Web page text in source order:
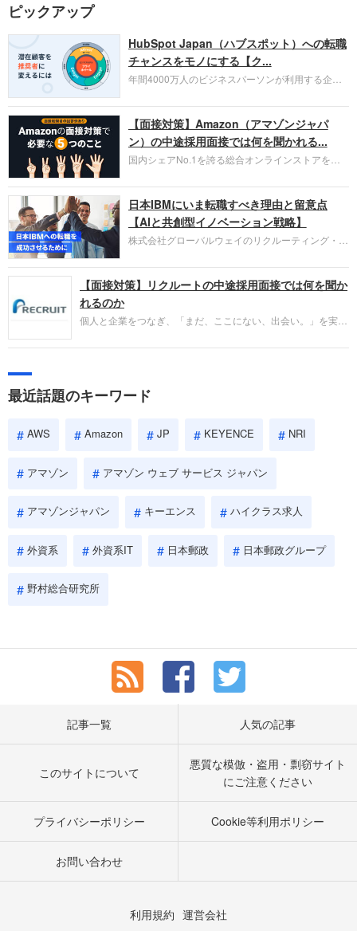
ピックアップ
HubSpot Japan（ハブスポット）への転職
チャンスをモノにする【ク...
年間4000万人のビジネスパーソンが利用する企業
お勧めするイチオシ企業をご紹介します。今回はク
ラウド型CRMプラットフォームを提供する
HubSpot Japan（ハブスポット・ジャパン）株式会
社です。採用面接対策の企業研究にご活用くださ
い。
【面接対策】Amazon（アマゾンジャパ
ン）の中途採用面接では何を聞かれる...
国内シェアNo.1を誇る総合オンラインストアを運
圧倒的な存在感を持つAmazon。中途採用面接では
過去の具体的な業務成果やリーダーシップの発揮、
失敗からの学びが重視され、人間性やカルチャーフ
ィットも評価対象となり、長期的に成長できる仲間
であるかを多角的に審査されます。
日本IBMにいま転職すべき理由と留意点
【AIと共創型イノベーション戦略】
株式会社グローバルウェイのリクルーティング・パ
パーソンが利用する企業口コミサイト「キャリコ
ネ」の転職エージェントがお勧めするイチオシ企業
IBMです。採用面接対策の企業研究にご活用くださ
い。
【面接対策】リクルートの中途採用面接では何を聞か
れるのか
個人と企業をつなぎ、「まだ、ここにない、出会い。」を実現
やこれまでの成果を具体的に問われるほか、「人間性」も評価
しょう。
最近話題のキーワード
AWS Amazon JP KEYENCE NRI
アマゾン アマゾン ウェブ サービス ジャパン
アマゾンジャパン キーエンス ハイクラス求人
外資系 外資系IT 日本郵政 日本郵政グループ
野村総合研究所
記事一覧 人気の記事
このサイトについて
悪質な模倣・盗用・剽窃サイト
にご注意ください
プライバシーポリシー Cookie等利用ポリシー
お問い合わせ
利用規約 運営会社